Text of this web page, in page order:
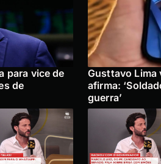
para vice de
de
Gusttavo Lima
afirma:
guerra’